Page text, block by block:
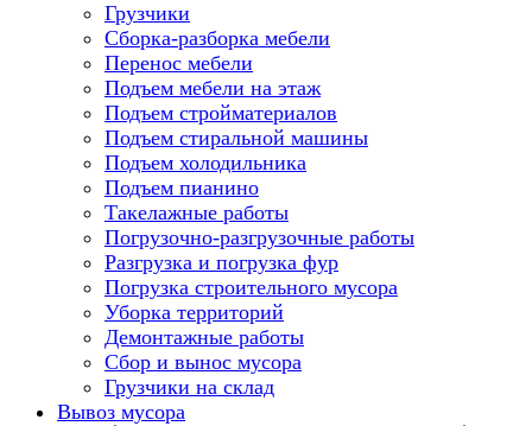
Грузчики
Сборка-разборка мебели
Перенос мебели
Подъем мебели на этаж
Подъем стройматериалов
Подъем стиральной машины
Подъем холодильника
Подъем пианино
Такелажные работы
Погрузочно-разгрузочные работы
Разгрузка и погрузка фур
Погрузка строительного мусора
Уборка территорий
Демонтажные работы
Сбор и вынос мусора
Грузчики на склад
Вывоз мусора